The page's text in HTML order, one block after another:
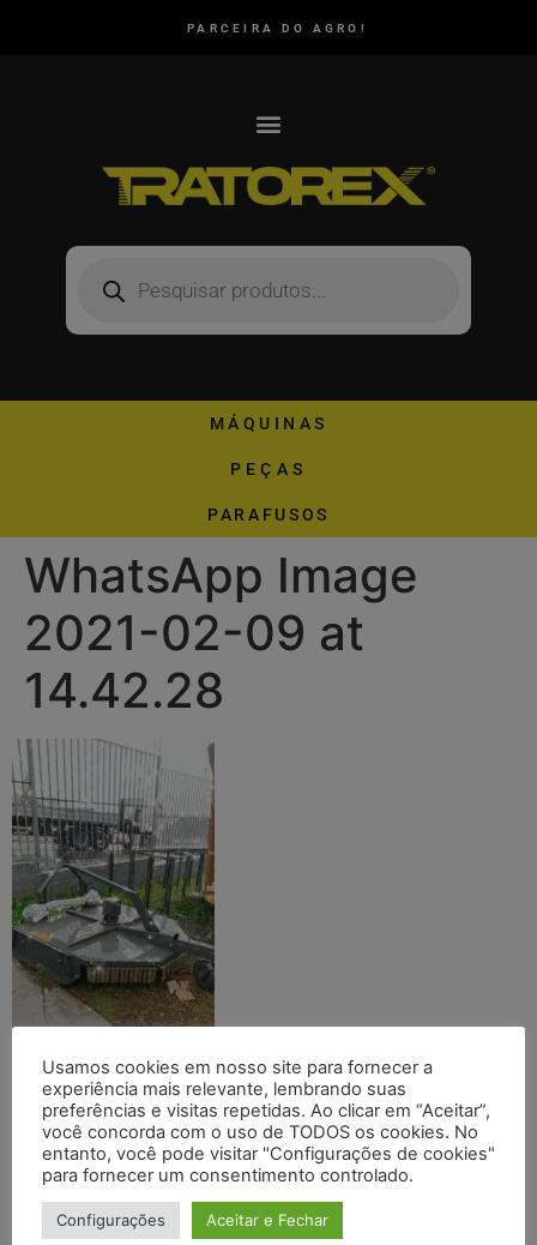
PARCEIRA DO AGRO!
MÁQUINAS
PEÇAS
PARAFUSOS
WhatsApp Image
2021-02-09 at
14.42.28
Deixe um comentário
O seu endereço de e-mail não será publicado.
obrigatórios são marcados com*
Usamos cookies em nosso site para fornecer a
experiência mais relevante, lembrando suas
preferências e visitas repetidas. Ao clicar em “Aceitar”,
você concorda com o uso de TODOS os cookies. No
entanto, você pode visitar "Configurações de cookies"
para fornecer um consentimento controlado.
Configurações Aceitar e Fechar